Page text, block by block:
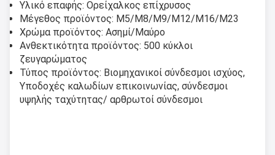
Υλικό επαφής: Ορείχαλκος επίχρυσος
Μέγεθος προϊόντος: M5/M8/M9/M12/M16/M23
Χρώμα προϊόντος: Ασημί/Μαύρο
Ανθεκτικότητα προϊόντος: 500 κύκλοι
ζευγαρώματος
Τύπος προϊόντος: Βιομηχανικοί σύνδεσμοι ισχύος,
Υποδοχές καλωδίων επικοινωνίας, σύνδεσμοι
υψηλής ταχύτητας/ αρθρωτοί σύνδεσμοι